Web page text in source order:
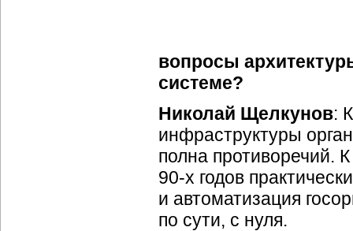
вопросы
системе?
Николай Щелкунов:
инфраструктуры
полна противоречий.
90-х годов
и автоматизация
по сути, с нуля.